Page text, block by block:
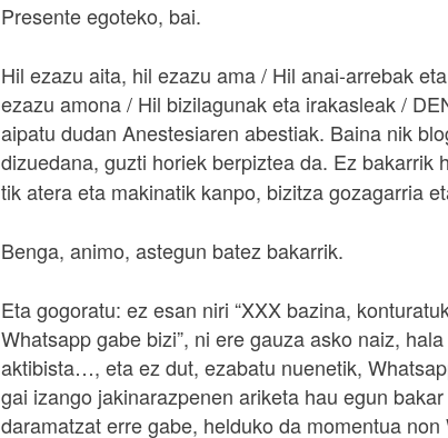
Presente egoteko, bai.
Hil ezazu aita, hil ezazu ama / Hil anai-arrebak
ezazu amona / Hil bizilagunak eta irakasleak /
aipatu dudan Anestesiaren abestiak. Baina nik
dizuedana, guzti horiek berpiztea da. Ez bakarrik
tik atera eta makinatik kanpo, bizitza gozagarria
Benga, animo, astegun batez bakarrik.
Eta gogoratu: ez esan niri “XXX bazina,
Whatsapp gabe bizi”, ni ere gauza asko naiz,
aktibista…, eta ez dut, ezabatu nuenetik,
gai izango jakinarazpenen ariketa hau egun
daramatzat erre gabe, helduko da momentua